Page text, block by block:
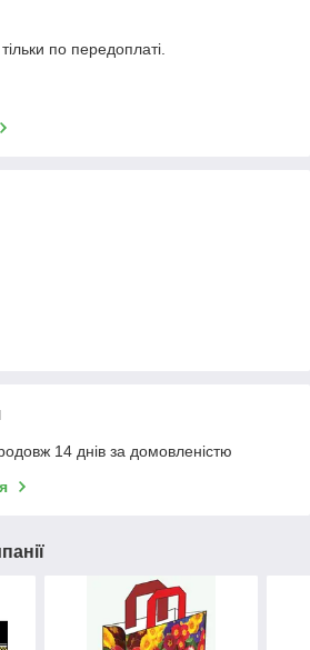
по передоплаті.
14 днів за домовленістю